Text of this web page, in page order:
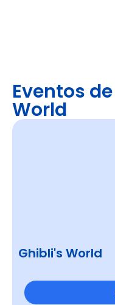
Eventos
World
Ghibli's World